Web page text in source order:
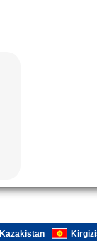
Kazakistan